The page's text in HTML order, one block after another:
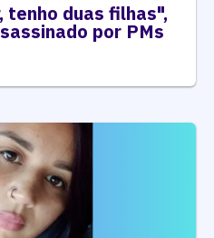
tenho duas filhas",
por PMs